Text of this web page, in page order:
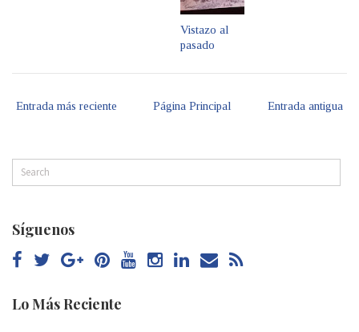
Vistazo al
pasado
Entrada más reciente Entrada antigua
Página Principal
Síguenos
Lo Más Reciente